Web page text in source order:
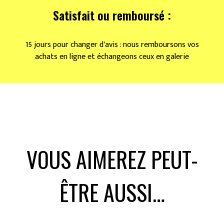
Satisfait ou remboursé :
15 jours pour changer d'avis : nous remboursons vos
achats en ligne et échangeons ceux en galerie
VOUS AIMEREZ PEUT-
ÊTRE AUSSI…